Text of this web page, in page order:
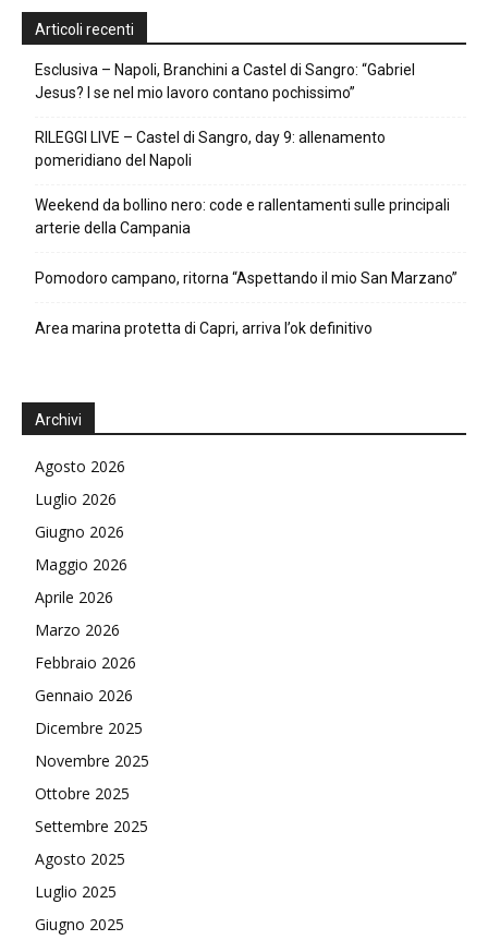
Articoli recenti
Esclusiva – Napoli, Branchini a Castel di Sangro: “Gabriel
Jesus? I se nel mio lavoro contano pochissimo”
RILEGGI LIVE – Castel di Sangro, day 9: allenamento
pomeridiano del Napoli
Weekend da bollino nero: code e rallentamenti sulle principali
arterie della Campania
Pomodoro campano, ritorna “Aspettando il mio San Marzano”
Area marina protetta di Capri, arriva l’ok definitivo
Archivi
Agosto 2026
Luglio 2026
Giugno 2026
Maggio 2026
Aprile 2026
Marzo 2026
Febbraio 2026
Gennaio 2026
Dicembre 2025
Novembre 2025
Ottobre 2025
Settembre 2025
Agosto 2025
Luglio 2025
Giugno 2025